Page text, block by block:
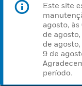
Este site
agosto,
de
de
9 de
período.